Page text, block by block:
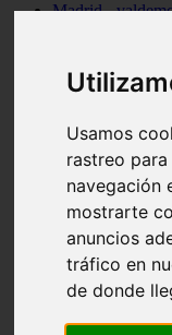
Usamos
rastreo
navegación
mostrarte
anuncios
tráfico en
de donde
Madrid -
Cantabria -
Sevilla -
Málaga - júzcar
Huesca -
Huesca -
Lleida - alt-àneu
Córdoba -
Navarra -
Cantabria -
Barcelona - la-
Murcia -